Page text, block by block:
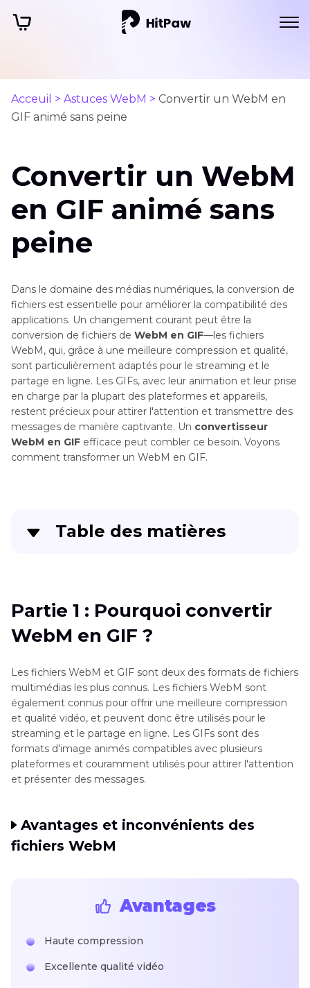
Acceuil > Astuces WebM > Convertir un WebM en
GIF animé sans peine
Convertir un WebM
en GIF animé sans
peine
Dans le domaine des médias numériques, la conversion de
fichiers est essentielle pour améliorer la compatibilité des
applications. Un changement courant peut être la
conversion de fichiers de WebM en GIF—les fichiers
WebM, qui, grâce à une meilleure compression et qualité,
sont particulièrement adaptés pour le streaming et le
partage en ligne. Les GIFs, avec leur animation et leur prise
en charge par la plupart des plateformes et appareils,
restent précieux pour attirer l'attention et transmettre des
messages de manière captivante. Un convertisseur
WebM en GIF efficace peut combler ce besoin. Voyons
comment transformer un WebM en GIF.
Table des matières
Partie 2
: Le Meilleur Convertisseur WebM en
GIF sur Windows et Mac
Convertisseurs en Ligne
FAQ sur WebM en GIF
Partie 1 : Pourquoi convertir
WebM en GIF ?
Les fichiers WebM et GIF sont deux des formats de fichiers
multimédias les plus connus. Les fichiers WebM sont
également connus pour offrir une meilleure compression
et qualité vidéo, et peuvent donc être utilisés pour le
streaming et le partage en ligne. Les GIFs sont des
formats d'image animés compatibles avec plusieurs
plateformes et couramment utilisés pour attirer l'attention
et présenter des messages.
Avantages et inconvénients des
fichiers WebM
Avantages
Haute compression
Excellente qualité vidéo